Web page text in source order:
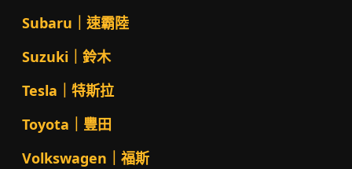
Subaru｜速霸陸
Suzuki｜鈴木
Tesla｜特斯拉
Toyota｜豐田
Volkswagen｜福斯